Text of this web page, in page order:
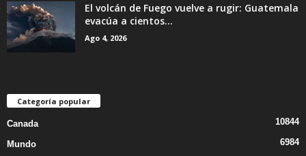
El volcán de Fuego vuelve a rugir: Guatemala
evacúa a cientos...
Ago 4, 2026
Categoría popular
Canada 10844
Mundo 6984